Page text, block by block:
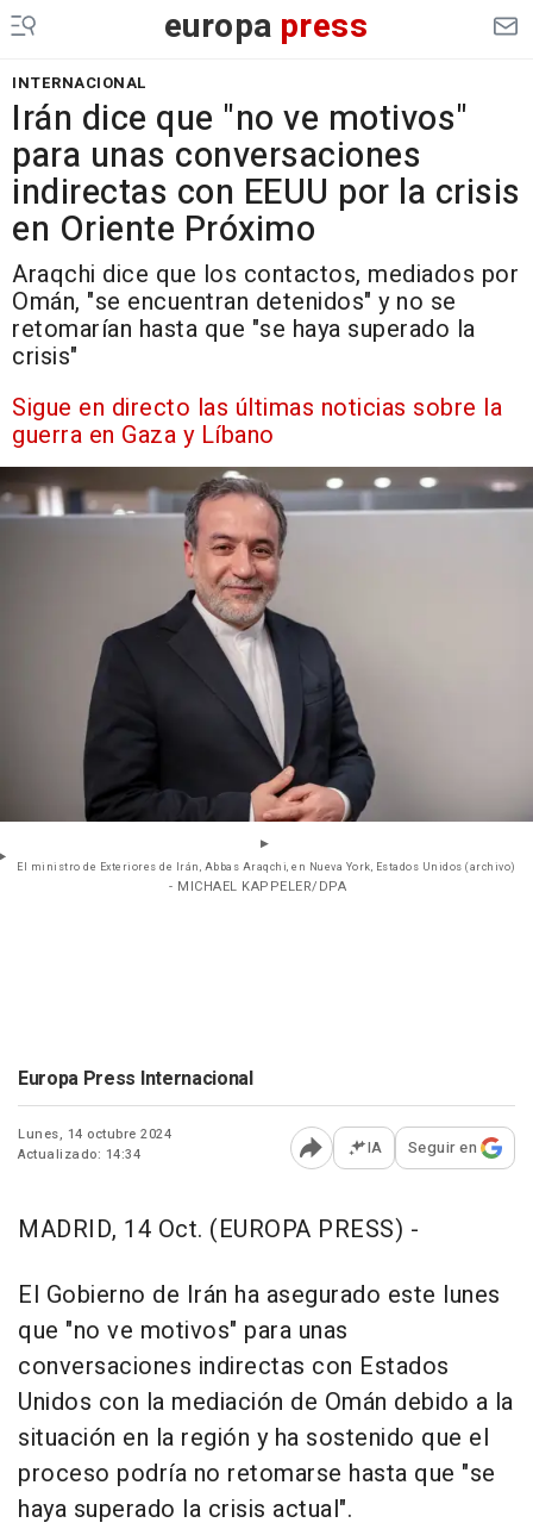
europa press
INTERNACIONAL
Irán dice que "no ve motivos"
para unas conversaciones
indirectas con EEUU por la crisis
en Oriente Próximo
Araqchi dice que los contactos, mediados por
Omán, "se encuentran detenidos" y no se
retomarían hasta que "se haya superado la
crisis"
Sigue en directo las últimas noticias sobre la
guerra en Gaza y Líbano
El ministro de Exteriores de Irán, Abbas Araqchi, en Nueva York, Estados Unidos (archivo)
- MICHAEL KAPPELER/DPA
Europa Press Internacional
Lunes, 14 octubre 2024
Actualizado: 14:34
Abrir opciones para
IA Seguir en
MADRID, 14 Oct. (EUROPA PRESS) -
El Gobierno de Irán ha asegurado este lunes
que "no ve motivos" para unas
conversaciones indirectas con Estados
Unidos con la mediación de Omán debido a la
situación en la región y ha sostenido que el
proceso podría no retomarse hasta que "se
haya superado la crisis actual".